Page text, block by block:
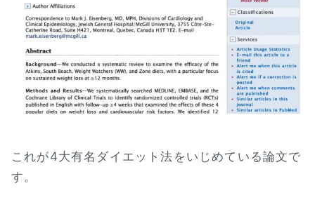
これが4大有名ダイエット法をいじめている論文で
す。